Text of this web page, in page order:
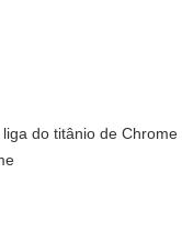
liga do titânio de